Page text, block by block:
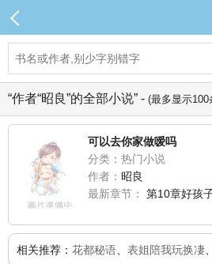
“作者“昭良”的全部小说” - (最多显示100
可以去你家做嗳吗
分类：热门小说
作者： 昭良
最新章节：
第10章好孩
相关推荐： 花都秘语 表姐陪我玩换凄